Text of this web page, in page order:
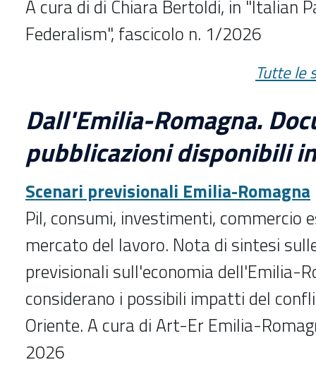
A cura di di Chiara Bertoldi, in "Italian
Federalism", fascicolo n. 1/2026
Tutte le
Dall'Emilia-Romagna.
pubblicazioni disponibili
Scenari previsionali Emilia-Romagna
Pil, consumi, investimenti, commercio
mercato del lavoro. Nota di sintesi
previsionali sull'economia dell'Emilia-
considerano i possibili impatti del
Oriente. A cura di Art-Er Emilia-
2026